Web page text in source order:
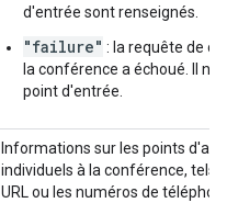
d'entrée sont renseignés.
"failure" : la requête de
la conférence a échoué. Il n'y
point d'entrée.
Informations sur les points
individuels à la conférence, tels
URL ou les numéros de